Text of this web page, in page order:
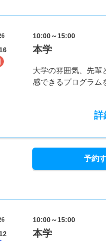
10:00～15:00
本学
大学の雰囲気、先輩
感できるプログラム
詳
予約
10:00～15:00
本学